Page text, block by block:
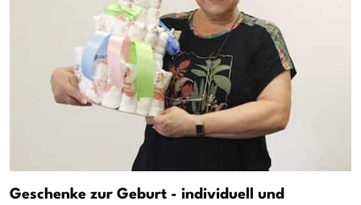
Geschenke zur Geburt - individuell und